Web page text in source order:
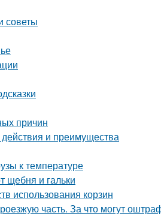
советы
причин
и преимущества
к температуре
щебня и гальки
использования корзин
часть. За что могут